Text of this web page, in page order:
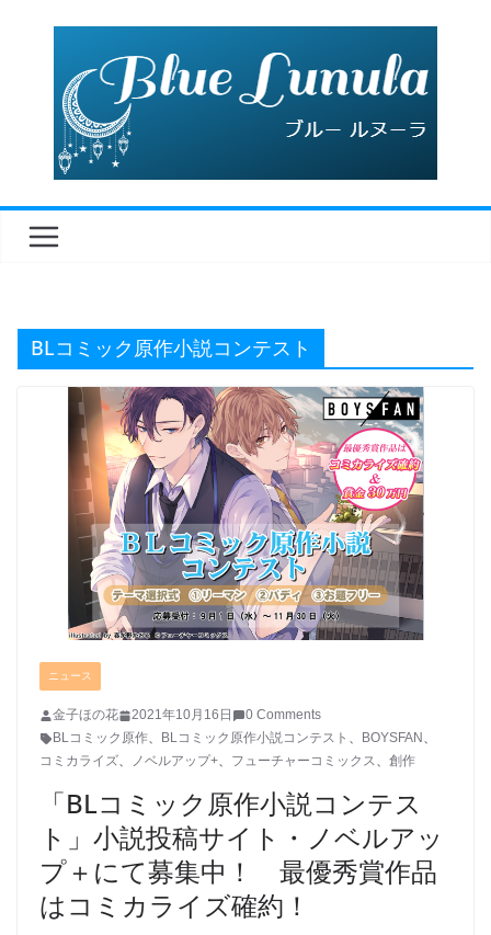
BLコミック原作小説コンテスト
ニュース
金子ほの花 2021年10月16日
0 Comments
BLコミック原作、 BLコミック原作小説コンテスト 、 BOYSFAN 、
コミカライズ、 ノベルアップ+、 フューチャーコミックス、 創作
「BLコミック原作小説コンテス
ト」小説投稿サイト・ノベルアッ
プ＋にて募集中！ 最優秀賞作品
はコミカライズ確約！